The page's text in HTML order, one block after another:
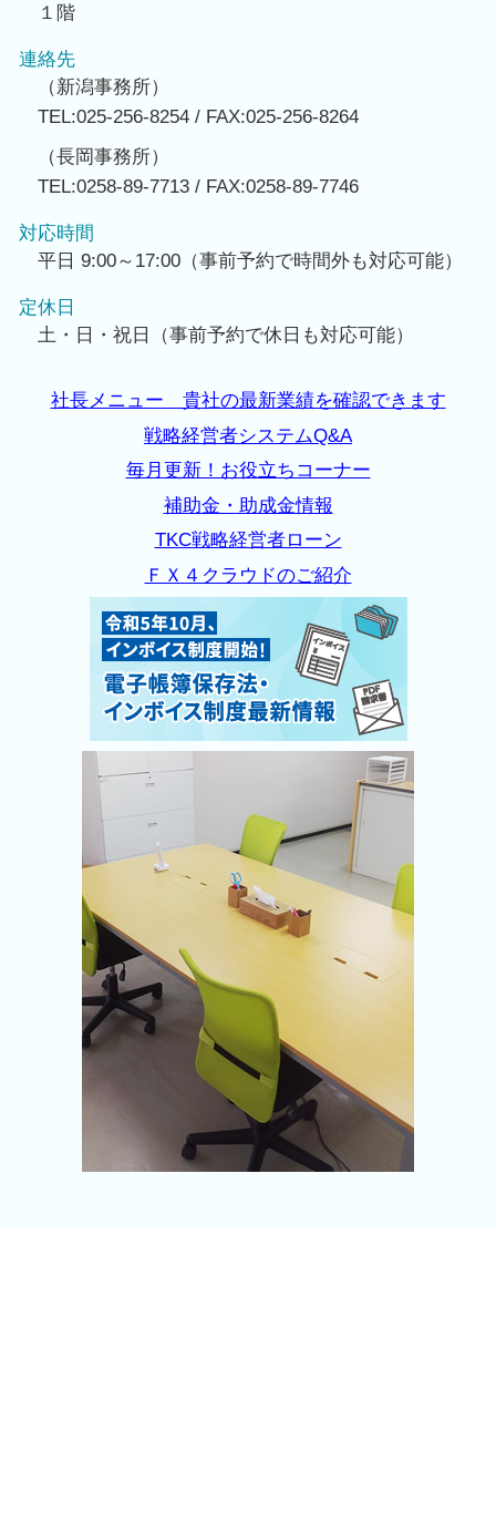
１階
連絡先
（新潟事務所）
TEL:025-256-8254 / FAX:025-256-8264
（長岡事務所）
TEL:0258-89-7713 / FAX:0258-89-7746
対応時間
平日 9:00～17:00（事前予約で時間外も対応可能）
定休日
土・日・祝日（事前予約で休日も対応可能）
社長メニュー 貴社の最新業績を確認できます
戦略経営者システムQ&A
毎月更新！お役立ちコーナー
補助金・助成金情報
TKC戦略経営者ローン
ＦＸ４クラウドのご紹介